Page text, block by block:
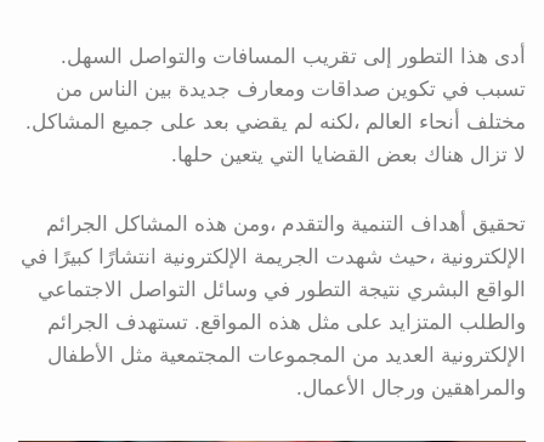
أدى هذا التطور إلى تقريب المسافات والتواصل السهل.
تسبب في تكوين صداقات ومعارف جديدة بين الناس من
مختلف أنحاء العالم ،لكنه لم يقضي بعد على جميع المشاكل.
لا تزال هناك بعض القضايا التي يتعين حلها.
تحقيق أهداف التنمية والتقدم ،ومن هذه المشاكل الجرائم
الإلكترونية ،حيث شهدت الجريمة الإلكترونية انتشارًا كبيرًا في
الواقع البشري نتيجة التطور في وسائل التواصل الاجتماعي
والطلب المتزايد على مثل هذه المواقع. تستهدف الجرائم
الإلكترونية العديد من المجموعات المجتمعية مثل الأطفال
والمراهقين ورجال الأعمال.